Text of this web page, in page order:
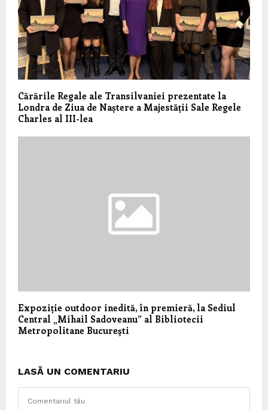
Cărările Regale ale Transilvaniei prezentate la
Londra de Ziua de Naștere a Majestății Sale Regele
Charles al III-lea
Expoziție outdoor inedită, în premieră, la Sediul
Central „Mihail Sadoveanu” al Bibliotecii
Metropolitane Bucureşti
LASĂ UN COMENTARIU